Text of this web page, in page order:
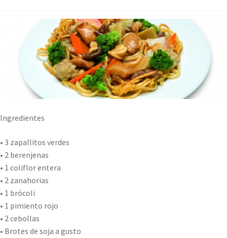
Ingredientes
• 3 zapallitos verdes
• 2 berenjenas
• 1 coliflor entera
• 2 zanahorias
• 1 brócoli
• 1 pimiento rojo
• 2 cebollas
• Brotes de soja a gusto